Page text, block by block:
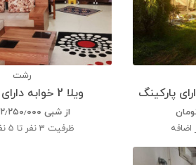
رشت
ویلا 2 خوابه دارای پارکینگ
از شبی ۲٫۲۵۰٫۰۰۰
ظرفیت 3 نفر تا 5 نفر اضافه